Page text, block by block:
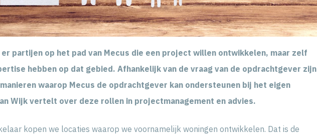
partijen op het pad van Mecus die een project willen ontwikkelen, maar zelf
hebben op dat gebied. Afhankelijk van de vraag van de opdrachtgever zijn
waarop Mecus de opdrachtgever kan ondersteunen bij het eigen
Wijk vertelt over deze rollen in projectmanagement en advies.
kopen we locaties waarop we voornamelijk woningen ontwikkelen. Dat is de